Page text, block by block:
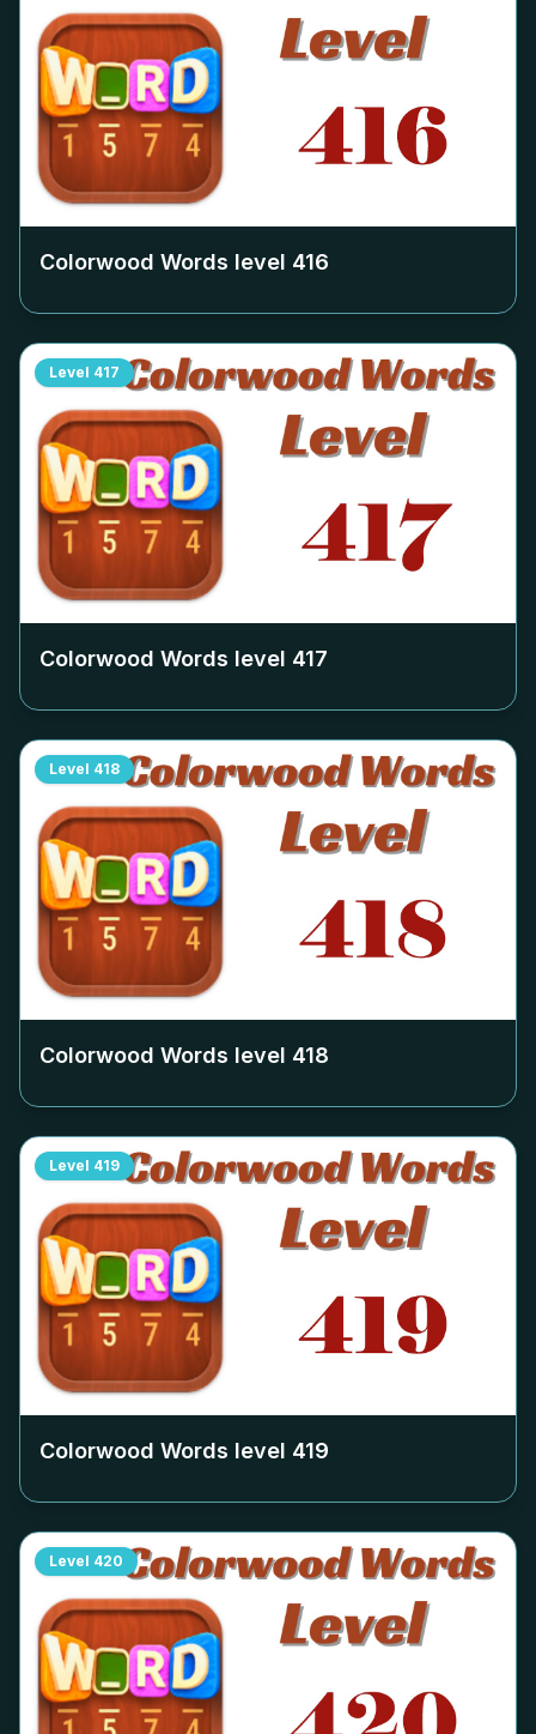
Colorwood Words level 416
Level 417
Colorwood Words level 417
Level 418
Colorwood Words level 418
Level 419
Colorwood Words level 419
Level 420